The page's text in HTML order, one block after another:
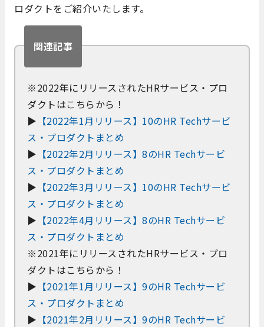
ロダクトをご紹介いたします。
関連記事
※2022年にリリースされたHRサービス・プロ
ダクトはこちらから！
▶ 【2022年1月リリース】10のHR Techサービ
ス・プロダクトまとめ
▶ 【2022年2月リリース】8のHR Techサービ
ス・プロダクトまとめ
▶ 【2022年3月リリース】10のHR Techサービ
ス・プロダクトまとめ
▶ 【2022年4月リリース】8のHR Techサービ
ス・プロダクトまとめ
※2021年にリリースされたHRサービス・プロ
ダクトはこちらから！
▶ 【2021年1月リリース】9のHR Techサービ
ス・プロダクトまとめ
▶ 【2021年2月リリース】9のHR Techサービ